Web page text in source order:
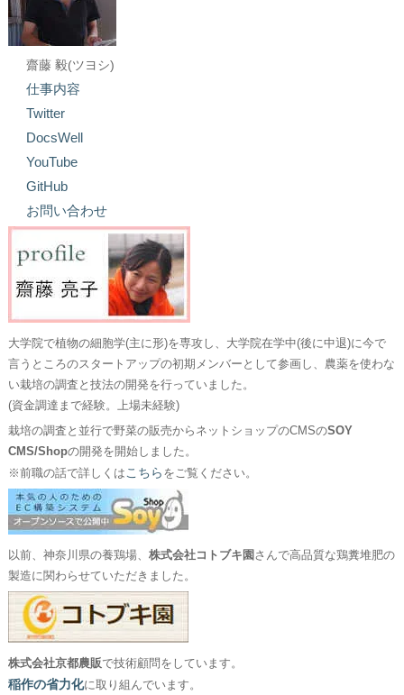
齋藤 毅(ツヨシ)
仕事内容
Twitter
DocsWell
YouTube
GitHub
お問い合わせ
大学院で植物の細胞学(主に形)を専攻し、大学院在学中(後に中退)に今で
言うところのスタートアップの初期メンバーとして参画し、農薬を使わな
い栽培の調査と技法の開発を行っていました。
(資金調達まで経験。上場未経験)
栽培の調査と並行で野菜の販売からネットショップのCMSのSOY
CMS/Shopの開発を開始しました。
※前職の話で詳しくはこちら をご覧ください。
以前、神奈川県の養鶏場、 株式会社コトブキ園 さんで高品質な鶏糞堆肥の
製造に関わらせていただきました。
株式会社京都農販で技術顧問をしています。
稲作の省力化に取り組んでいます。